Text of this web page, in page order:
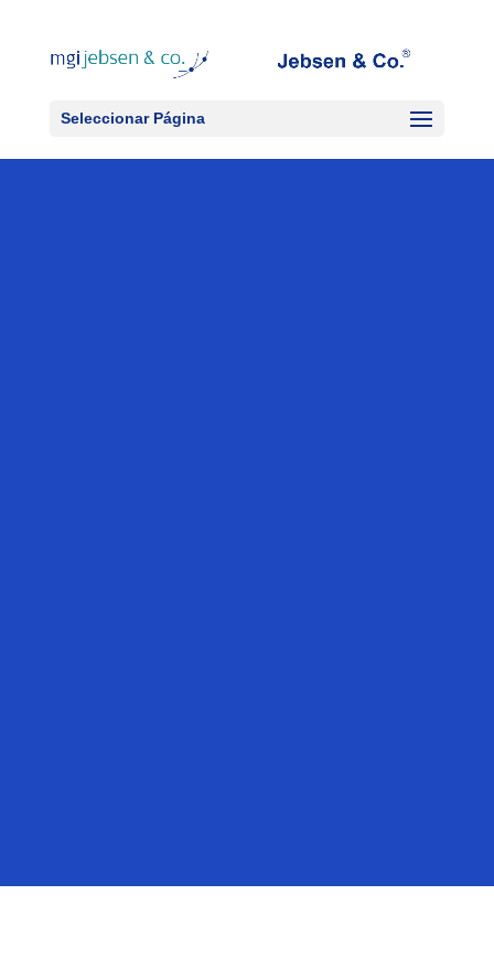
Seleccionar Página